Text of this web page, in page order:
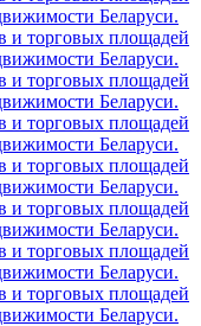
Беларуси.
и торговых площадей
Беларуси.
и торговых площадей
Беларуси.
и торговых площадей
Беларуси.
и торговых площадей
Беларуси.
и торговых площадей
Беларуси.
и торговых площадей
Беларуси.
и торговых площадей
Беларуси.